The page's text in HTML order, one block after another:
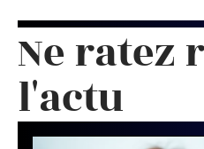
Ne ratez
l'actu